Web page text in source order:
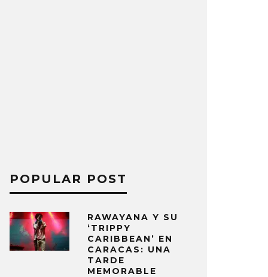
POPULAR POST
RAWAYANA Y SU
‘TRIPPY
CARIBBEAN’ EN
CARACAS: UNA
TARDE
MEMORABLE